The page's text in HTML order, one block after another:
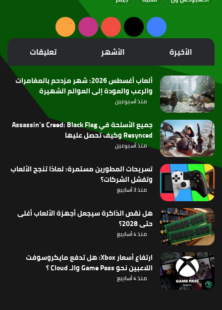
فيسبوك
‫X
‫YouTubeانستقرامملخص
الموقع
RSS
الأخيرة الأشهر تعليقات
ألعاب أغسطس 2026: شهر مزدحم بالمغامرات
والرعب والعودة إلى العوالم الشهيرة
منذ أسبوعين
جميع الأسلحة في Assassin’s Creed: Black Flag
Resynced وكيف تحصل عليها
منذ أسبوعين
تسريحات المطورين مستمرة: لماذا تنجح الألعاب
وتفشل الشركات؟
منذ 3 أسابيع
هل نقص الذاكرة سيجعل أجهزة الألعاب أغلى
حتى 2028؟
منذ 4 أسابيع
ارتفاع أسعار Xbox: هل تدفع مايكروسوفت
اللاعبين نحو Game Pass والـ Cloud ؟
منذ 4 أسابيع